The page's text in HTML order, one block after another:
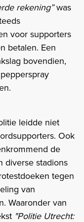
rekening”was
voor supporters
betalen. Een
bovendien,
leidde niet
Ook
de
diverse stadions
tegen
van
Waaronder van
"Politie Utrecht: